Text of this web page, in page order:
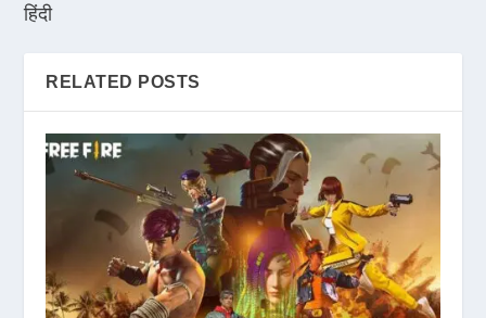
हिंदी
RELATED POSTS